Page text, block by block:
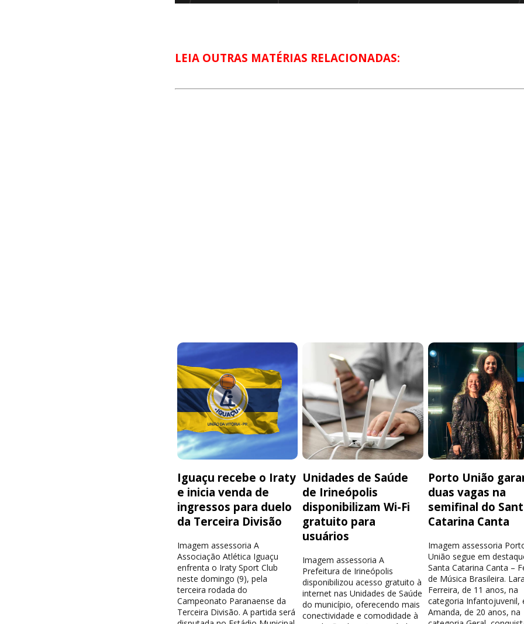
LEIA OUTRAS MATÉRIAS RELACIONADAS:
Iguaçu recebe o Iraty
e inicia venda de
ingressos para duelo
da Terceira Divisão
Imagem assessoria A
Associação Atlética Iguaçu
enfrenta o Iraty Sport Club
neste domingo (9), pela
terceira rodada do
Campeonato Paranaense da
Terceira Divisão. A partida será
Unidades de Saúde
de Irineópolis
disponibilizam Wi-Fi
gratuito para
usuários
Imagem assessoria A
Prefeitura de Irineópolis
disponibilizou acesso gratuito à
internet nas Unidades de Saúde
do município, oferecendo mais
conectividade e comodidade à
Porto União
duas vagas na
semifinal do
Catarina Canta
Imagem assessoria
União segue em
Santa Catarina Canta –
de Música Brasileira.
Ferreira, de 11 anos, na
categoria Infantojuvenil,
Amanda, de 20 anos, na